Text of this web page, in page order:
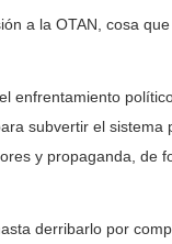
a la OTAN, cosa que
subvertir el sistema
y propaganda, de
derribarlo por